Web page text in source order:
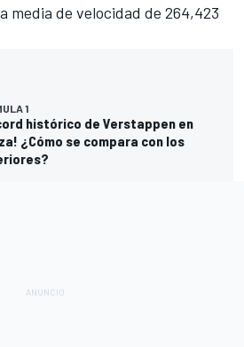
media de velocidad de 264,423
1
histórico de Verstappen en
¿Cómo se compara con los